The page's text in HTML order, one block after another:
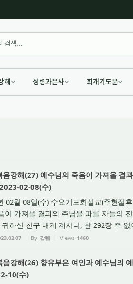
해 성령과은사 회개기도문
음강해(27) 예수님의 죽음이 가져올 결
02-08(수)
02월 08일(수) 수요기도회설교(주현절
이 가져올 결과와 주님을 따를 자들의
귀하신 친구 내게 계시니, 찬 292장 주
By 갈렙 Views 1460
음강해(26) 향유부은 여인과 예수님의
10(수)